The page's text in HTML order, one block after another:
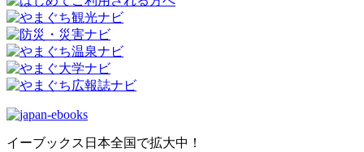
イーブックス日本全国で拡大中！